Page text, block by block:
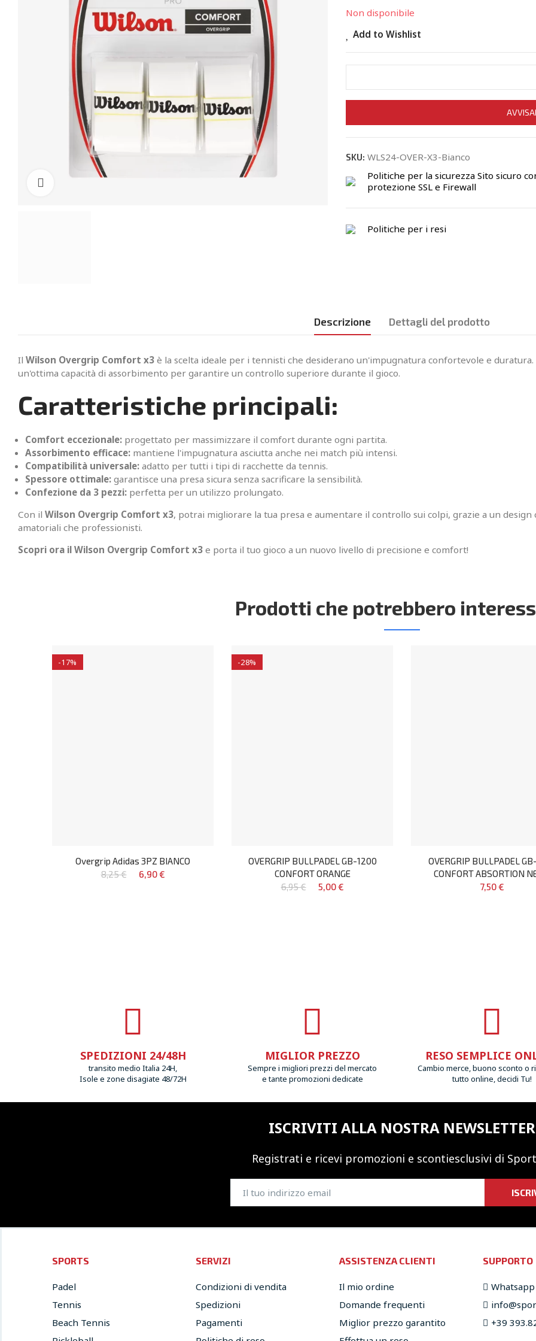
Non disponibile
Add to Wishlist
SKU: WLS24-OVER-X3-Bianco
Politiche per la sicurezza Sito sicuro
protezione SSL e Firewall
Politiche per i resi
Descrizione Dettagli del prodotto
Il Wilson Overgrip Comfort x3 è la scelta ideale per i tennisti che desiderano un'impugnatura confortevole e
un'ottima capacità di assorbimento per garantire un controllo superiore durante il gioco.
Caratteristiche principali:
Comfort eccezionale: progettato per massimizzare il comfort durante ogni partita.
Assorbimento efficace: mantiene l'impugnatura asciutta anche nei match più intensi.
Compatibilità universale: adatto per tutti i tipi di racchette da tennis.
Spessore ottimale: garantisce una presa sicura senza sacrificare la sensibilità.
Confezione da 3 pezzi: perfetta per un utilizzo prolungato.
Con il Wilson Overgrip Comfort x3, potrai migliorare la tua presa e aumentare il controllo sui colpi, grazie a un
amatoriali che professionisti.
Scopri ora il Wilson Overgrip Comfort x3 e porta il tuo gioco a un nuovo livello di precisione e comfort!
Prodotti che potrebbero
-17%
Overgrip Adidas 3PZ BIANCO
8,25 €
6,90 €
-28%
OVERGRIP BULLPADEL GB-1200
CONFORT ORANGE
6,95 €
5,00 €
OVERGRIP BULLPADEL
CONFORT ABSORTION
7,50 €
SPEDIZIONI 24/48H
transito medio Italia 24H,
Isole e zone disagiate 48/72H
MIGLIOR PREZZO
Sempre i migliori prezzi del mercato
e tante promozioni dedicate
RESO SEMPLICE
Cambio merce, buono sconto o
tutto online, decidi Tu!
ISCRIVITI ALLA NOSTRA NEWSLETTER
Registrati e ricevi promozioni e scontiesclusivi di
SPORTS
Padel
Tennis
Beach Tennis
SERVIZI
Condizioni di vendita
Spedizioni
Pagamenti
ASSISTENZA CLIENTI
Il mio ordine
Domande frequenti
Miglior prezzo garantito
SUPPORTO
Whatsapp
+39